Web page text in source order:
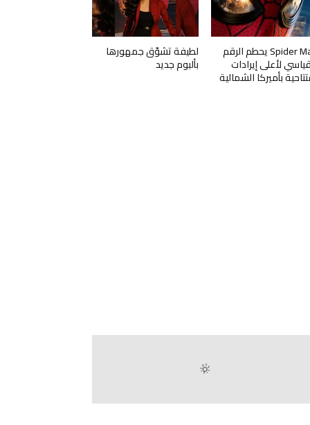
Spider Man يحطم الرقم
لأعلى إيرادات
بأميركا الشمالية
لطيفة تشوّق جمهورها
بألبوم جديد